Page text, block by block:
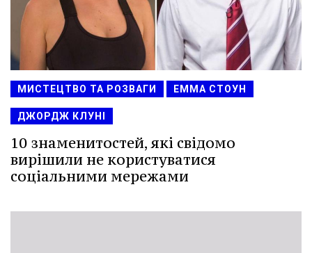
МИСТЕЦТВО ТА РОЗВАГИ ЕММА СТОУН
ДЖОРДЖ КЛУНІ
10 знаменитостей, які свідомо
вирішили не користуватися
соціальними мережами